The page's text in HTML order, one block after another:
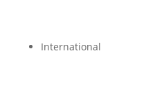
International